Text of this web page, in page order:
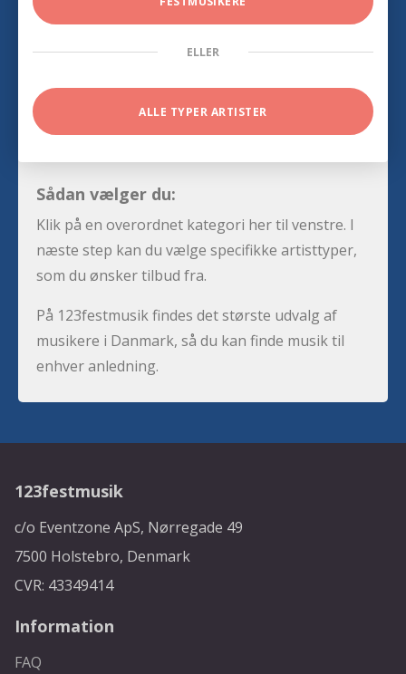
ELLER
ALLE TYPER ARTISTER
Sådan vælger du:
Klik på en overordnet kategori her til venstre. I
næste step kan du vælge specifikke artisttyper,
som du ønsker tilbud fra.
På 123festmusik findes det største udvalg af
musikere i Danmark, så du kan finde musik til
enhver anledning.
123festmusik
c/o Eventzone ApS, Nørregade 49
7500 Holstebro, Denmark
CVR: 43349414
Information
FAQ